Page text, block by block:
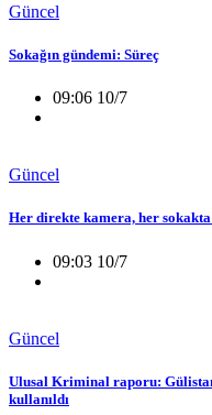
Güncel
Sokağın gündemi: Süreç
09:06 10/7
Güncel
Her direkte kamera, her
09:03 10/7
Güncel
Ulusal Kriminal raporu:
kullanıldı